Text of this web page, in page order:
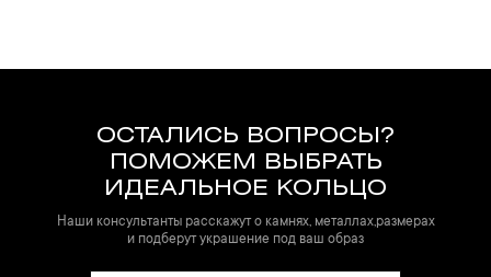
ОСТАЛИСЬ ВОПРОСЫ?
ПОМОЖЕМ ВЫБРАТЬ
ИДЕАЛЬНОЕ КОЛЬЦО
Наши консультанты расскажут о камнях, металлах,размерах
и подберут украшение под ваш образ